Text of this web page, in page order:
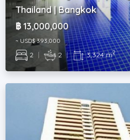
Thailand | Bangkok
฿ 13,000,000
~ USD$ 393,000
2 | 2 | 3,324 m2